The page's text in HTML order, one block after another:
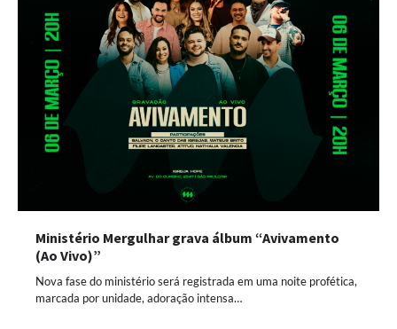
Ministério Mergulhar grava álbum “Avivamento
(Ao Vivo)”
Nova fase do ministério será registrada em uma noite profética,
marcada por unidade, adoração intensa…